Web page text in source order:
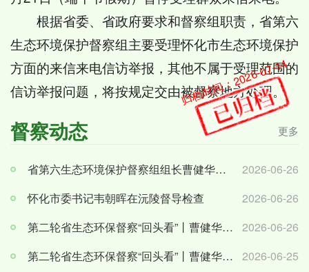
根据省委、省政府要求和督察组职责，省第六
生态环境保护督察组主要受理怀化市生态环境保护
方面的来信来电信访举报，其他不属于受理范围的
信访举报问题，将按规定交由被督察地方处理。
督察动态 更多
2026-06-26
省第六生态环境保护督察组组长曹健华下沉通道、靖州督察
2026-06-26
怀化市委书记韦朝晖在沅陵督导检查
2026-06-26
第二轮省生态环保督察“回头看”丨曹健华下沉洪江市、洪江区督察
2026-06-25
第二轮省生态环保督察“回头看”丨曹健华在人大代表、政协委员座谈会上强调：发挥代表委员积极作...
归档时间：2026-07-14